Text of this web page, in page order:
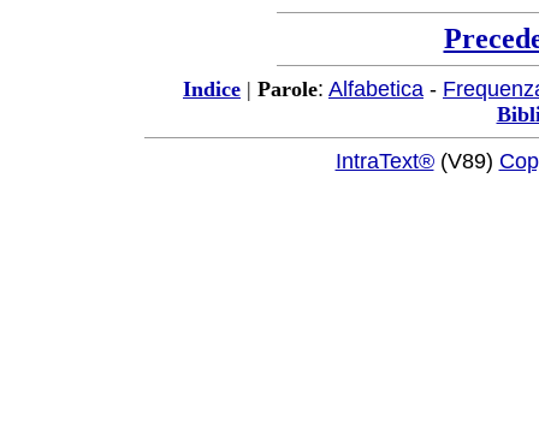
Indice | Parole: Alfabetica -
IntraText®(V89)